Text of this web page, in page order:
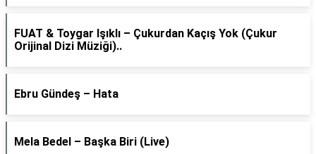
FUAT & Toygar Işıklı – Çukurdan Kaçış Yok (Çukur
Orijinal Dizi Müziği)..
Ebru Gündeş – Hata
Mela Bedel – Başka Biri (Live)